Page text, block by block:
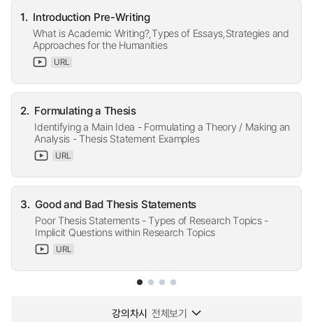
1. Introduction Pre-Writing
What is Academic Writing?,Types of Essays,Strategies and
Approaches for the Humanities
URL
2. Formulating a Thesis
Identifying a Main Idea - Formulating a Theory / Making an
Analysis - Thesis Statement Examples
URL
3. Good and Bad Thesis Statements
Poor Thesis Statements - Types of Research Topics -
Implicit Questions within Research Topics
URL
강의차시 전체보기